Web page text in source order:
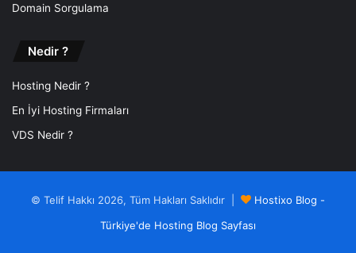
Domain Sorgulama
Nedir ?
Hosting Nedir ?
En İyi Hosting Firmaları
VDS Nedir ?
© Telif Hakkı 2026, Tüm Hakları Saklıdır |
Hostixo Blog -
Türkiye'de Hosting Blog Sayfası